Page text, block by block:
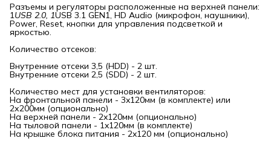
Разъемы и регуляторы расположенные на верхней панели:
1USB 2.0, 1USB 3.1 GEN1, HD Audio (микрофон, наушники),
Power, Reset, кнопки для управления подсветкой и
яркостью.
Количество отсеков:
Внутренние отсеки 3,5 (HDD) - 2 шт.
Внутренние отсеки 2,5 (SDD) - 2 шт.
Количество мест для установки вентиляторов:
На фронтальной панели - 3x120мм (в комплекте) или
2х200мм (опционально)
На верхней панели - 2x120мм (опционально)
На тыловой панели - 1x120мм (в комплекте)
На крышке блока питания - 2x120 мм (опционально)